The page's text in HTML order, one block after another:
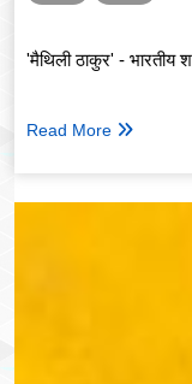
'मैथिली ठाकुर' - भारतीय
Read More